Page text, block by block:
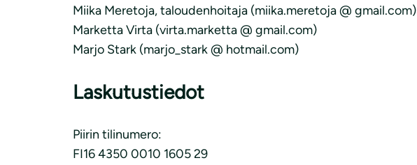
Miika Meretoja, taloudenhoitaja (miika.meretoja @ gmail.com)
Marketta Virta (virta.marketta @ gmail.com)
Marjo Stark (marjo_stark @ hotmail.com)
Laskutustiedot
Piirin tilinumero:
FI16 4350 0010 1605 29